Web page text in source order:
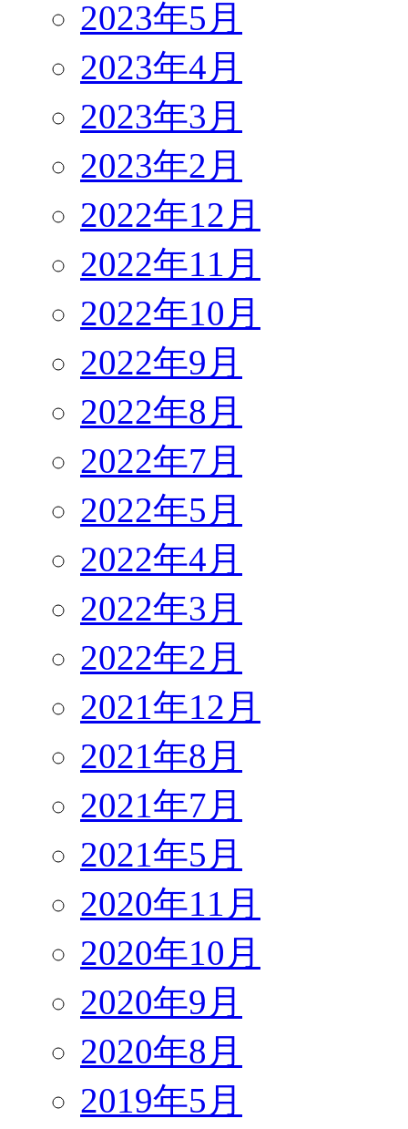
2023年5月
2023年4月
2023年3月
2023年2月
2022年12月
2022年11月
2022年10月
2022年9月
2022年8月
2022年7月
2022年5月
2022年4月
2022年3月
2022年2月
2021年12月
2021年8月
2021年7月
2021年5月
2020年11月
2020年10月
2020年9月
2020年8月
2019年5月